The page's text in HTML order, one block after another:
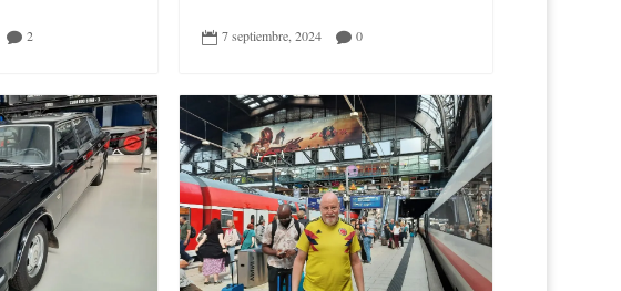
 2  7 septiembre, 2024  0